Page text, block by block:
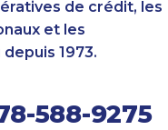
de crédit, les
et les
1973.
588-9275